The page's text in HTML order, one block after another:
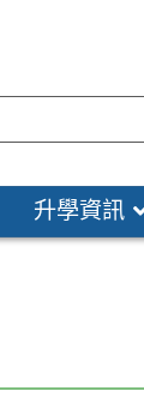
升學資訊